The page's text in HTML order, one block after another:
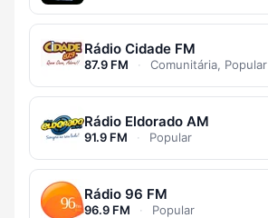
Rádio Cidade FM
87.9 FM · Comunitária, Popular
Rádio Eldorado AM
91.9 FM · Popular
Rádio 96 FM
96.9 FM · Popular